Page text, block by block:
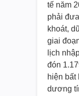
tế năm
phải
khoát,
giai
lịch
đón
hiện
dương